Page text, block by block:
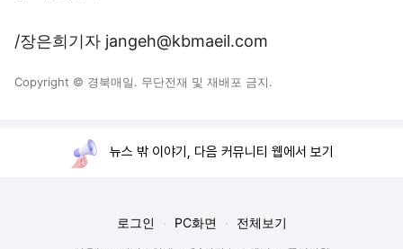
/장은희기자 jangeh@kbmaeil.com
Copyright © 경북매일. 무단전재 및 재배포 금지.
뉴스 밖 이야기, 다음 커뮤니티 웹에서 보기
로그인 PC화면 전체보기